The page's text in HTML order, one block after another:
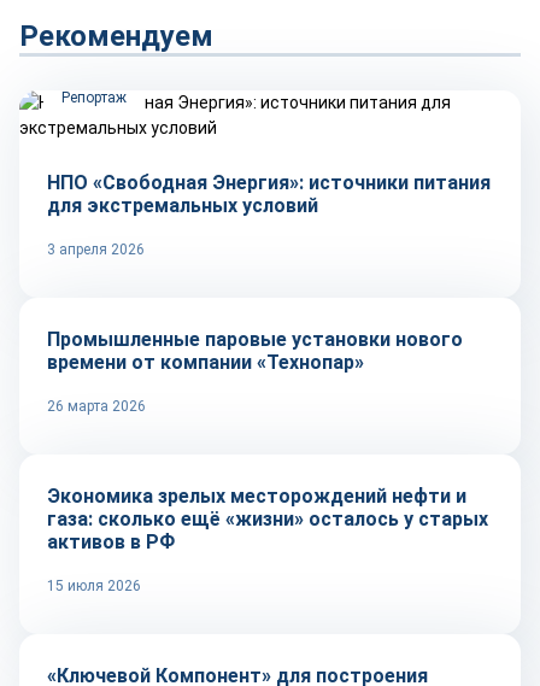
Рекомендуем
Репортаж
НПО «Свободная Энергия»: источники питания
для экстремальных условий
3 апреля 2026
Репортаж
Промышленные паровые установки нового
времени от компании «Технопар»
26 марта 2026
Тренды
Экономика зрелых месторождений нефти и
газа: сколько ещё «жизни» осталось у старых
активов в РФ
15 июля 2026
Репортаж
«Ключевой Компонент» для построения